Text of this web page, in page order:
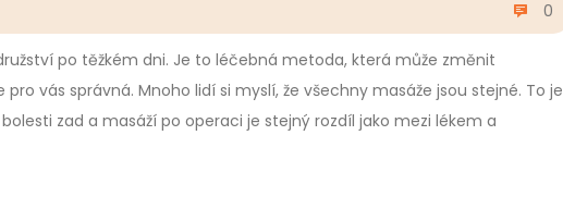
0
po těžkém dni. Je to léčebná metoda, která může změnit
vás správná. Mnoho lidí si myslí, že všechny masáže jsou stejné. To je
zad a masáží po operaci je stejný rozdíl jako mezi lékem a